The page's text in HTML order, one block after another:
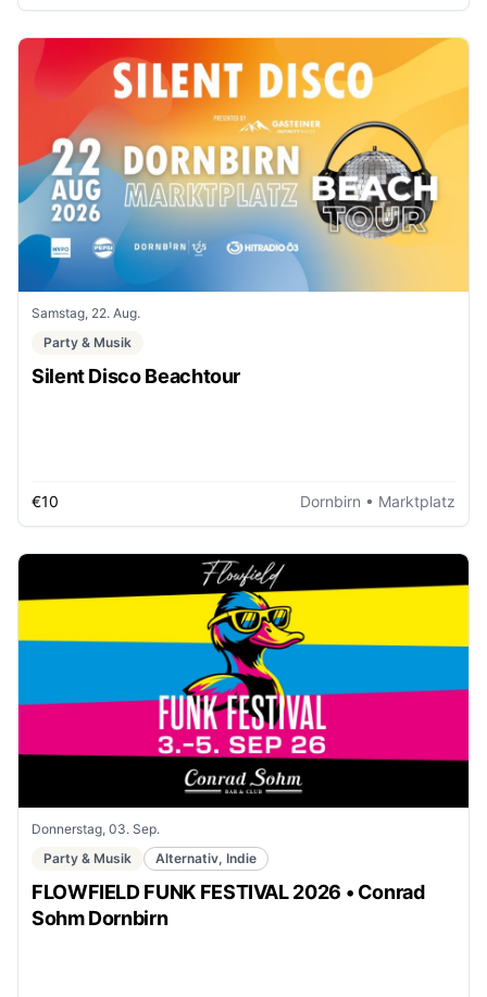
Samstag, 22. Aug.
Party & Musik
Silent Disco Beachtour
€10 Dornbirn • Marktplatz
Donnerstag, 03. Sep.
Party & Musik
Alternativ, Indie
FLOWFIELD FUNK FESTIVAL 2026 • Conrad
Sohm Dornbirn